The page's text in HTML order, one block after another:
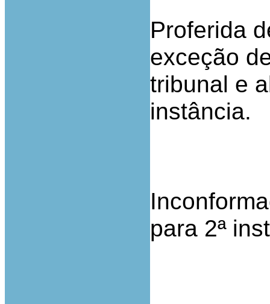
Proferida
exceção
tribunal e
instância.
para 2ª